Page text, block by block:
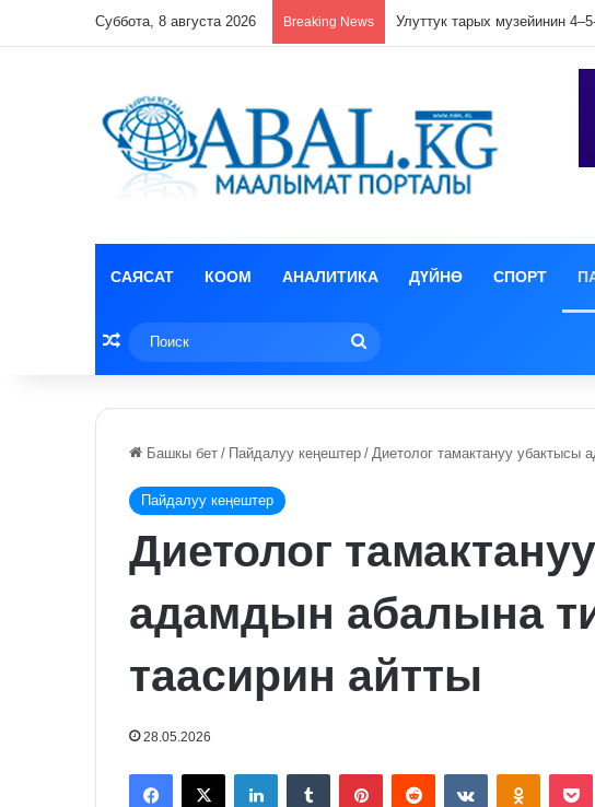
Суббота, 8 августа 2026 Breaking News Кулпунай эзилип даамын
САЯСАТ КООМ АНАЛИТИКА ДҮЙНӨ СПОРТ
Random Article
Башкы бет / Пайдалуу кеңештер / Диетолог тамактануу убактысы
Пайдалуу кеңештер
Диетолог
адамдын абалына
таасирин айтты
28.05.2026
FacebookX LinkedInTumblr PinterestReddit VKontakte